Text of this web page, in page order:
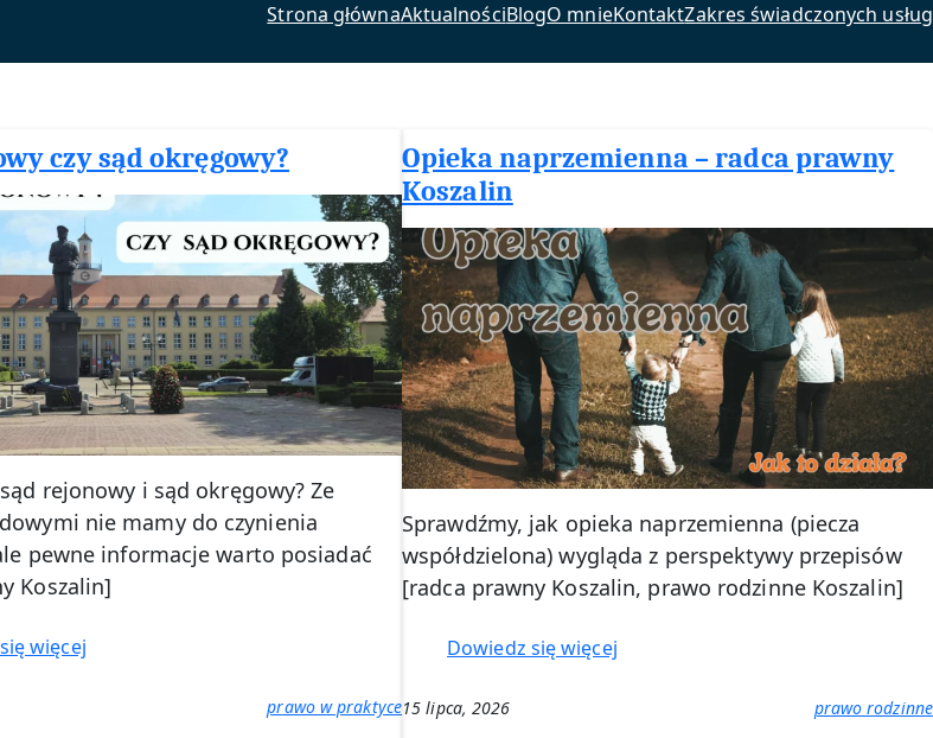
Strona głównaAktualnościBlogO mnieKontaktZakres świadczonych usług
czy sąd okręgowy?
rejonowy i sąd okręgowy? Ze
nie mamy do czynienia
pewne informacje warto posiadać
Koszalin]
więcej:
prawo w praktyce
Opieka naprzemienna – radca prawny
Koszalin
Sprawdźmy, jak opieka naprzemienna (piecza
współdzielona) wygląda z perspektywy przepisów
[radca prawny Koszalin, prawo rodzinne Koszalin]
Dowiedz się więcej:
15 lipca, 2026 prawo rodzinne